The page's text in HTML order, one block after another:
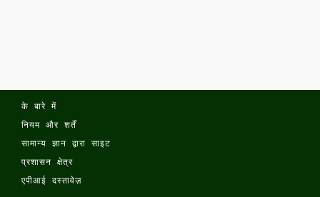
के बारे में
नियम और शर्तें
सामान्य ज्ञान द्वारा साइट
प्रशासन क्षेत्र
एपीआई दस्तावेज़